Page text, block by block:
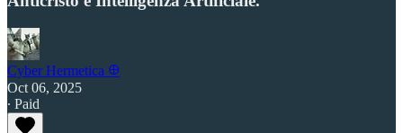
Cyber Hermetica 𐀏
Oct 06, 2025
∙ Paid